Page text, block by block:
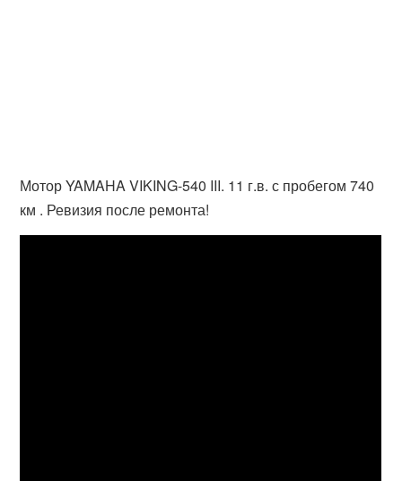
Мотор YAMAHA VIKING-540 III. 11 г.в. с пробегом 740
км . Ревизия после ремонта!